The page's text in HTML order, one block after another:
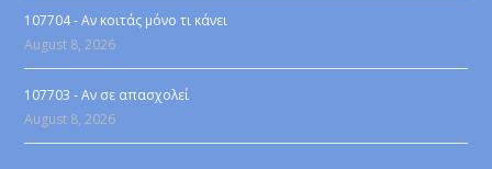
107704 - Αν κοιτάς μόνο τι κάνει
August 8, 2026
107703 - Αν σε απασχολεί
August 8, 2026